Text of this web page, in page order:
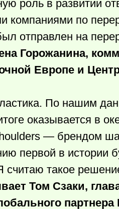
роль в развитии
по
отправлен на
Горожанина,
Европе и
По нашим
оказывается в
— брендом
первой в истории
считаю такое
Том Сзаки,